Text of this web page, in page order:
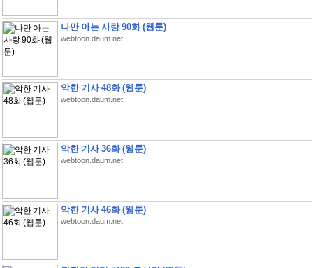
나만 아는 사랑 90화 (웹툰)
webtoon.daum.net
악한 기사 48화 (웹툰)
webtoon.daum.net
악한 기사 36화 (웹툰)
webtoon.daum.net
악한 기사 46화 (웹툰)
webtoon.daum.net